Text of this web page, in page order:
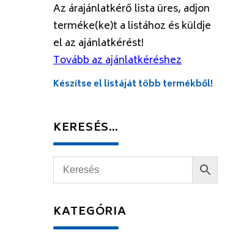
Az árajánlatkérő lista üres, adjon
terméke(ke)t a listához és küldje
el az ajánlatkérést!
Tovább az ajánlatkéréshez
Készítse el listáját több termékből!
KERESÉS…
KATEGÓRIA